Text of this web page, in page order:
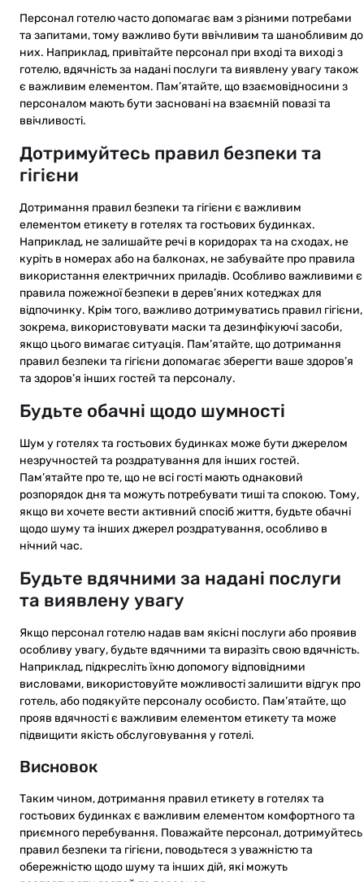
Персонал готелю часто допомагає вам з різними потребами
та запитами, тому важливо бути ввічливим та шанобливим до
них. Наприклад, привітайте персонал при вході та виході з
готелю, вдячність за надані послуги та виявлену увагу також
є важливим елементом. Пам’ятайте, що взаємовідносини з
персоналом мають бути засновані на взаємній повазі та
ввічливості.
Дотримуйтесь правил безпеки та
гігієни
Дотримання правил безпеки та гігієни є важливим
елементом етикету в готелях та гостьових будинках.
Наприклад, не залишайте речі в коридорах та на сходах, не
куріть в номерах або на балконах, не забувайте про правила
використання електричних приладів. Особливо важливими є
правила пожежної безпеки в дерев’яних котеджах для
відпочинку. Крім того, важливо дотримуватись правил гігієни,
зокрема, використовувати маски та дезинфікуючі засоби,
якщо цього вимагає ситуація. Пам’ятайте, що дотримання
правил безпеки та гігієни допомагає зберегти ваше здоров’я
та здоров’я інших гостей та персоналу.
Будьте обачні щодо шумності
Шум у готелях та гостьових будинках може бути джерелом
незручностей та роздратування для інших гостей.
Пам’ятайте про те, що не всі гості мають однаковий
розпорядок дня та можуть потребувати тиші та спокою. Тому,
якщо ви хочете вести активний спосіб життя, будьте обачні
щодо шуму та інших джерел роздратування, особливо в
нічний час.
Будьте вдячними за надані послуги
та виявлену увагу
Якщо персонал готелю надав вам якісні послуги або проявив
особливу увагу, будьте вдячними та виразіть свою вдячність.
Наприклад, підкресліть їхню допомогу відповідними
висловами, використовуйте можливості залишити відгук про
готель, або подякуйте персоналу особисто. Пам’ятайте, що
прояв вдячності є важливим елементом етикету та може
підвищити якість обслуговування у готелі.
Висновок
Таким чином, дотримання правил етикету в готелях та
гостьових будинках є важливим елементом комфортного та
приємного перебування. Поважайте персонал, дотримуйтесь
правил безпеки та гігієни, поводьтеся з уважністю та
обережністю щодо шуму та інших дій, які можуть